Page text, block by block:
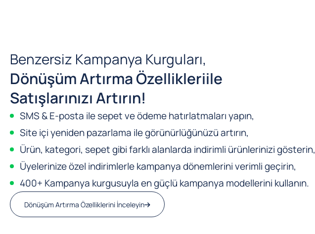
Benzersiz Kampanya Kurguları,
Dönüşüm Artırma Özellikleriile
Satışlarınızı Artırın!
SMS & E-posta ile sepet ve ödeme hatırlatmaları yapın,
Site içi yeniden pazarlama ile görünürlüğünüzü artırın,
Ürün, kategori, sepet gibi farklı alanlarda indirimli ürünlerinizi gösterin,
Üyelerinize özel indirimlerle kampanya dönemlerini verimli geçirin,
400+ Kampanya kurgusuyla en güçlü kampanya modellerini kullanın.
Dönüşüm Artırma Özelliklerini İnceleyin